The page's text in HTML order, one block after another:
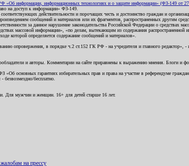
«Об информации, информационных технологиях и о защите информации» (ФЗ-149 от
на доступ к информации» ФЗ-149.
действительности и порочащих честь и достоинство граждан и
сообщений и материалов или их фрагментов, распространенных другим
за данное нарушение законодательства Российской Федерации о средствах
массовой информации», «по делам, вытекающим из содержания распространенной
которой определяется содержание сообщений и материалов».
опровержения, в порядке ч.2 ст.152 ГК РФ - на учредителя и главного редактор», -
и авторы. Комментарии на сайте приравнены к выражению мнения. Блоги и
основных гарантиях избирательных прав и права на участие в референдуме
бесплатно.
Для мужчин и женщин. 16+ для детей старше 16 лет.